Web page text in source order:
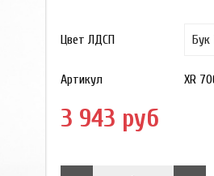
Цвет ЛДСП
Артикул XR
3 943 руб